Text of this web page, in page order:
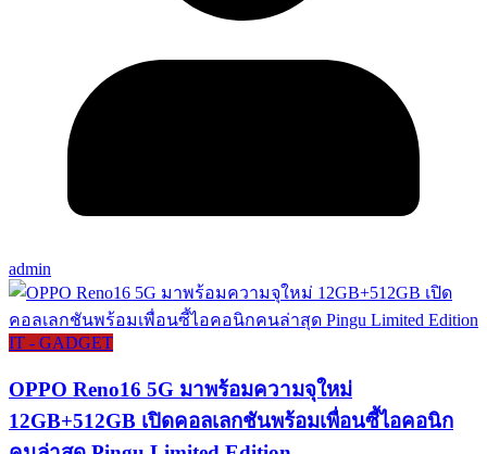
admin
IT - GADGET
OPPO Reno16 5G มาพร้อมความจุใหม่
12GB+512GB เปิดคอลเลกชันพร้อมเพื่อนซี้ไอคอนิก